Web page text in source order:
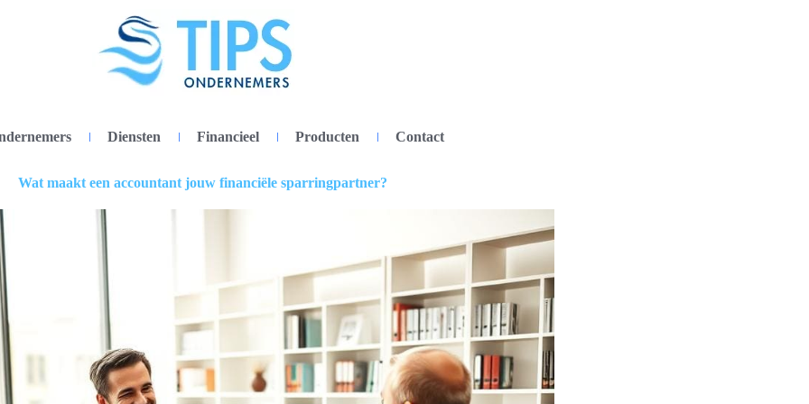
Diensten Financieel Producten Contact
Wat maakt een accountant jouw financiële sparringpartner?